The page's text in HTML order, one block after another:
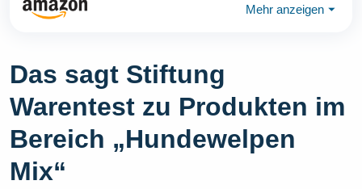
Mehr anzeigen ⏷
Das sagt Stiftung
Warentest zu Produkten im
Bereich „Hundewelpen
Mix“